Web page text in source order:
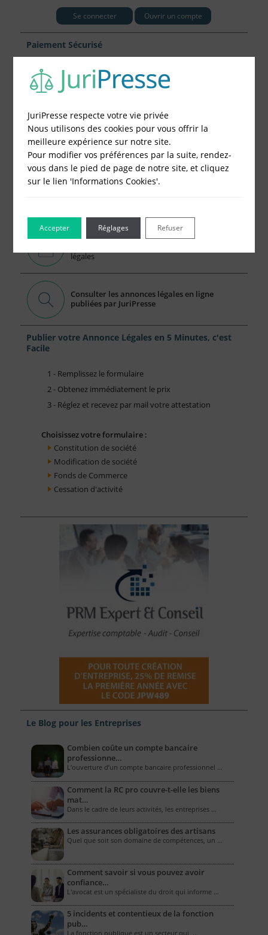
Se connecter Ouvrir un compte
Paiement Sécurisé
Nous avons choisi la banque
la sécurité de votre paiement.
Mandat
Modèles d'Annonces LégalesModèles,
légales
Consulter les annonces légales en ligne
publiées par JuriPresse
Publier votre Annonce Légales en 5 Minutes, c'est
Facile
1 - Remplissez le formulaire
2 - Obtenez immédiatement le prix
3 - Réglez et recevez par mail votre attestation
Choisissez votre formulaire :
Constitution de société
Modification de société
Fonds de Commerce
Cessation d'activité
Le Blog pour les Entreprises
Combien coûte un compte bancaire
professionne…
L’ouverture d’un compte bancaire professionnel …
Comment la RC pro couvre-t-elle les biens
mat…
Dans le cadre de leurs activités, les entreprises …
Les assurances obligatoires des artisans
Quel que soit son domaine de compétences, un …
Comment savoir si vous pouvez avoir
confiance…
L'avocat est un spécialiste du droit qui informe …
5 incidents et contentieux de la fonction
pub…
La fonction publique est un secteur qui, …
JuriPresse respecte votre vie privée
Nous utilisons des cookies pour vous offrir la
meilleure expérience sur notre site.
Pour modifier vos préférences par la suite, rendez-
vous dans le pied de page de notre site, et cliquez
sur le lien 'Informations Cookies'.
Accepter Refuser
Réglages